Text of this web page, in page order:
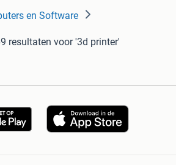
en Software
resultaten voor '3d printer'